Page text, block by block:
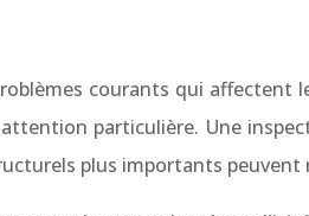
courants qui affectent
particulière. Une
plus importants